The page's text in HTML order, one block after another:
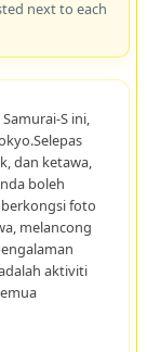
next to each
S ini,
dan ketawa,
boleh
foto
melancong
aktiviti